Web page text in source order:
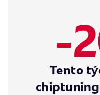
-
Tento
chiptuning